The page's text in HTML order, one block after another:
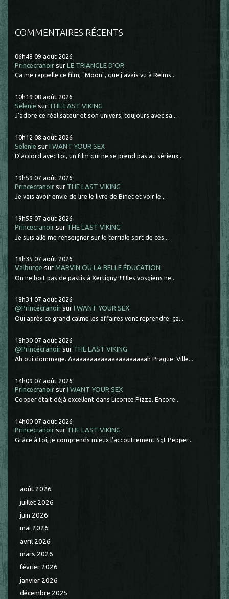
COMMENTAIRES RÉCENTS
06h48 09 août 2026
Princecranoir surLE TRIANGLE D'OR
Ça me rappelle ce film, "Moon", que j'avais vu à Reims...
10h19 08 août 2026
Selenie sur THE LAST VIKING
J'adore ce réalisateur et son univers, toujours avec sa...
10h12 08 août 2026
Selenie surI WANT YOUR SEX
D'accord avec toi, un film qui ne se prend pas au sérieux...
19h59 07 août 2026
Princecranoir sur THE LAST VIKING
Je vais avoir envie de lire le livre de Binet et voir le...
19h55 07 août 2026
Princecranoir sur THE LAST VIKING
Je suis allé me renseigner sur le terrible sort de ces...
18h35 07 août 2026
Valburge surMARVIN OU LA BELLE ÉDUCATION
On ne boit pas de pastis à Xertigny !!!!!!les vosgiens ne...
18h31 07 août 2026
@Princécranoir surI WANT YOUR SEX
Oui après ce grand calme les affaires vont reprendre. ça...
18h30 07 août 2026
@Princécranoir sur THE LAST VIKING
Ah oui dommage. Aaaaaaaaaaaaaaaaaaaaaah Prague. Ville...
14h09 07 août 2026
Princecranoir surI WANT YOUR SEX
Cooper était déjà excellent dans Licorice Pizza. Encore...
14h00 07 août 2026
Princecranoir sur THE LAST VIKING
Grâce à toi, je comprends mieux l'accoutrement Sgt Pepper...
août 2026
juillet 2026
juin 2026
mai 2026
avril 2026
mars 2026
février 2026
janvier 2026
décembre 2025